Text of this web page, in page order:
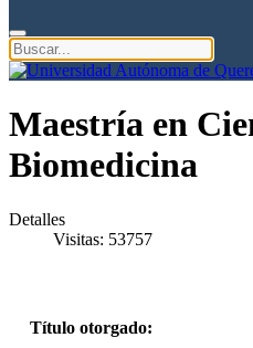
Maestría en
Biomedicina
Detalles
Visitas: 53757
Título otorgado: